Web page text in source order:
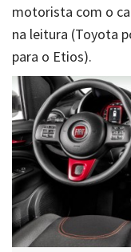
motorista com o
na leitura (Toyota
para o Etios).